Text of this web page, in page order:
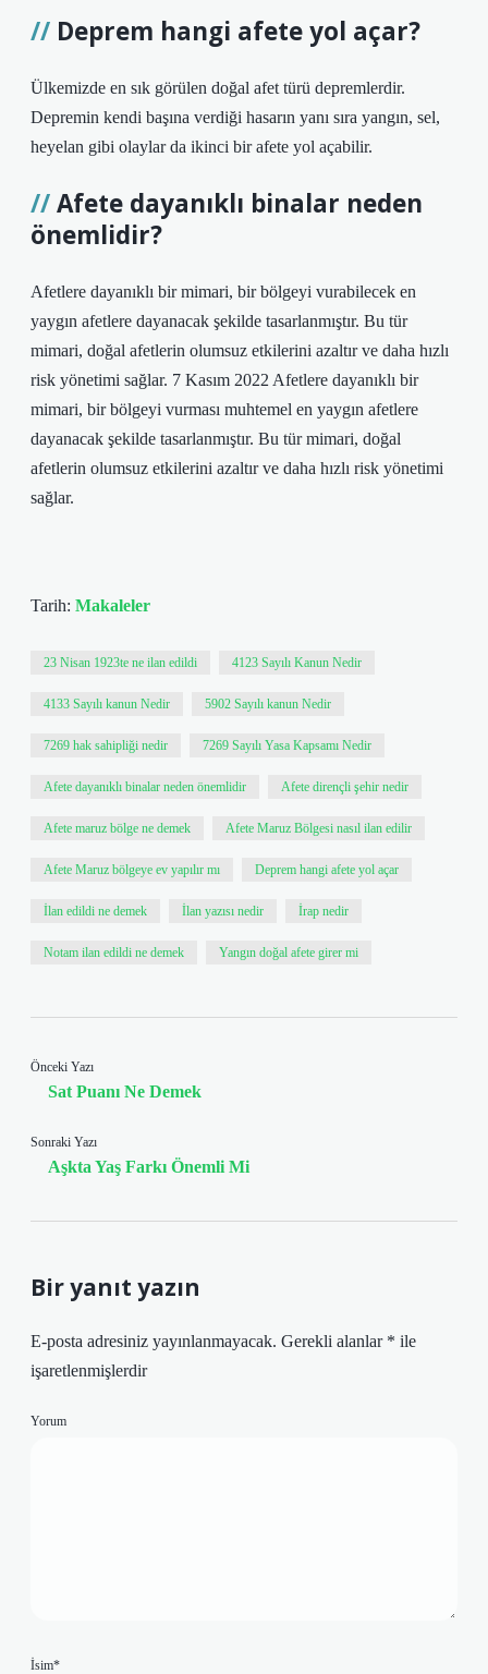
Deprem hangi afete yol açar?
Ülkemizde en sık görülen doğal afet türü depremlerdir.
Depremin kendi başına verdiği hasarın yanı sıra yangın, sel,
heyelan gibi olaylar da ikinci bir afete yol açabilir.
Afete dayanıklı binalar neden
önemlidir?
Afetlere dayanıklı bir mimari, bir bölgeyi vurabilecek en
yaygın afetlere dayanacak şekilde tasarlanmıştır. Bu tür
mimari, doğal afetlerin olumsuz etkilerini azaltır ve daha hızlı
risk yönetimi sağlar. 7 Kasım 2022 Afetlere dayanıklı bir
mimari, bir bölgeyi vurması muhtemel en yaygın afetlere
dayanacak şekilde tasarlanmıştır. Bu tür mimari, doğal
afetlerin olumsuz etkilerini azaltır ve daha hızlı risk yönetimi
sağlar.
Tarih: Makaleler
23 Nisan 1923te ne ilan edildi 4123 Sayılı Kanun Nedir
4133 Sayılı kanun Nedir 5902 Sayılı kanun Nedir
7269 hak sahipliği nedir 7269 Sayılı Yasa Kapsamı Nedir
Afete dayanıklı binalar neden önemlidir Afete dirençli şehir nedir
Afete maruz bölge ne demek Afete Maruz Bölgesi nasıl ilan edilir
Afete Maruz bölgeye ev yapılır mı Deprem hangi afete yol açar
İlan edildi ne demek İlan yazısı nedir İrap nedir
Notam ilan edildi ne demek Yangın doğal afete girer mi
Önceki Yazı
Sat Puanı Ne Demek
Sonraki Yazı
Aşkta Yaş Farkı Önemli Mi
Bir yanıt yazın
E-posta adresiniz yayınlanmayacak. Gerekli alanlar * ile
işaretlenmişlerdir
Yorum
İsim*